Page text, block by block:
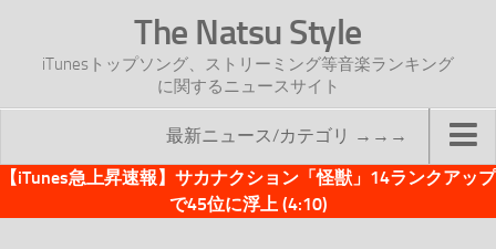
The Natsu Style
iTunesトップソング、ストリーミング等音楽ランキング
に関するニュースサイト
最新ニュース/カテゴリ →→→
TOP
【iTunes急上昇速報】サカナクション「怪獣」14ランクアップ
で45位に浮上 (4:10)